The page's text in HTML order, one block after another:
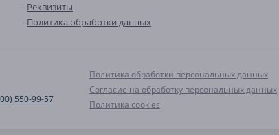
Реквизиты
Политика обработки данных
550-99-57
Политика обработки персональных данных
Согласие на обработку персональных данных
Политика cookies